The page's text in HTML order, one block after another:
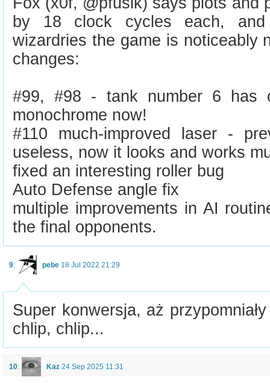
by 18 clock cycles each,
wizardries the game is noticeably
changes:
#99, #98 - tank number 6 has
monochrome now!
#110 much-improved laser -
useless, now it looks and works
fixed an interesting roller bug
Auto Defense angle fix
multiple improvements in AI
the final opponents.
9: pebe 18 Jul 2022 21:29
Super konwersja, aż
chlip, chlip...
10: Kaz 24 Sep 2025 11:31